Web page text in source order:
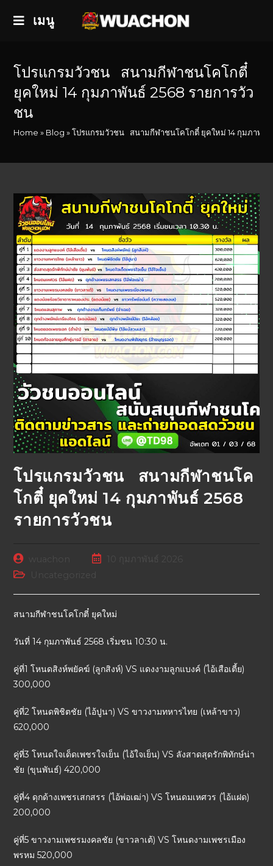
เมนู
โปรแกรมวัวชน สนามกีฬาชนโคโกตี๋
ยุคใหม่ 14 กุมภาพันธ์ 2568 รายการวัว
ชน
Home » Blog »โปรแกรมวัวชน สนามกีฬาชนโคโกตี๋ ยุคใหม่ 14 กุมภาพันธ์
โปรแกรมวัวชน สนามกีฬาชนโค
โกตี๋ ยุคใหม่ 14 กุมภาพันธ์ 2568
รายการวัวชน
Uncategorized
สนามกีฬาชนโคโกตี๋ ยุคใหม่
วันที่ 14 กุมภาพันธ์ 2568 เริ่มชน 10:30 น.
คู่ที่1 โหนดสิงห์พยัคฆ์ (ลูกสิงห์) VS แดงงามลูกแบงค์ (ไอ้เสือเตี้ย)
300,000
คู่ที่2 โหนดพิชิตชัย (ไอ้ปูนา) VS ขาวงามทหารไทย (เหล้าขาว)
620,000
คู่ที่3 โหนดใจเด็ดเพชรใจเย็น (ไอ้ใจเย็น) VS ลังสาดสุดรักพิทักษ์น่า
ชัย (ขุนพันธ์) 420,000
คู่ที่4 ดุกด้างเพชรเสกสรร (ไอ้พ่อเฒ่า) VS โหนดมเหศวร (ไอ้แฝด)
200,000
คู่ที่5 ขาวงามเพชรมงคลชัย (ขาวลาเต้) VS โหนดงามเพชรเมือง
พรหม 520,000